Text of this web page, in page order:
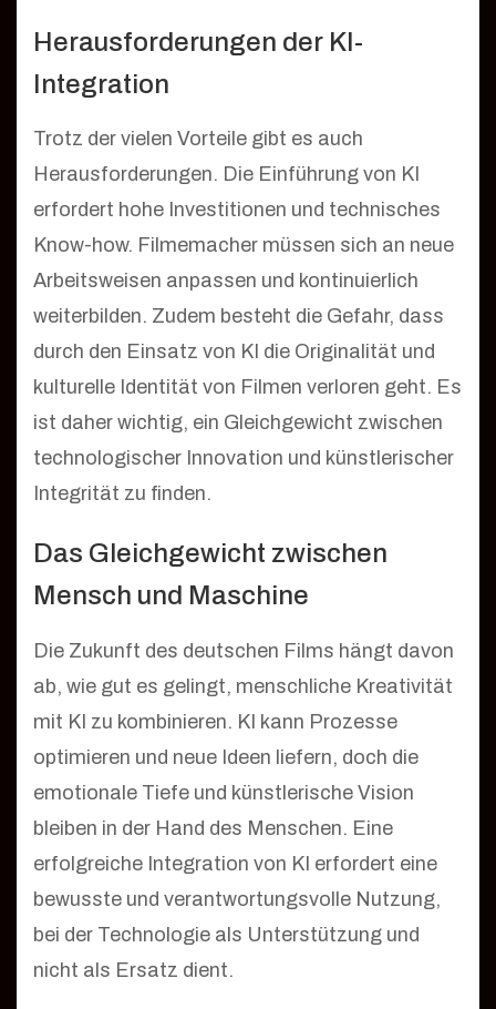
Herausforderungen der KI-
Integration
Trotz der vielen Vorteile gibt es auch
Herausforderungen. Die Einführung von KI
erfordert hohe Investitionen und technisches
Know-how. Filmemacher müssen sich an neue
Arbeitsweisen anpassen und kontinuierlich
weiterbilden. Zudem besteht die Gefahr, dass
durch den Einsatz von KI die Originalität und
kulturelle Identität von Filmen verloren geht. Es
ist daher wichtig, ein Gleichgewicht zwischen
technologischer Innovation und künstlerischer
Integrität zu finden.
Das Gleichgewicht zwischen
Mensch und Maschine
Die Zukunft des deutschen Films hängt davon
ab, wie gut es gelingt, menschliche Kreativität
mit KI zu kombinieren. KI kann Prozesse
optimieren und neue Ideen liefern, doch die
emotionale Tiefe und künstlerische Vision
bleiben in der Hand des Menschen. Eine
erfolgreiche Integration von KI erfordert eine
bewusste und verantwortungsvolle Nutzung,
bei der Technologie als Unterstützung und
nicht als Ersatz dient.